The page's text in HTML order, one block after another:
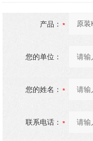
产品：
您的单位：
您的姓名：
联系电话：